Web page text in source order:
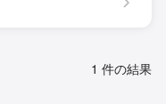
1 件の結果